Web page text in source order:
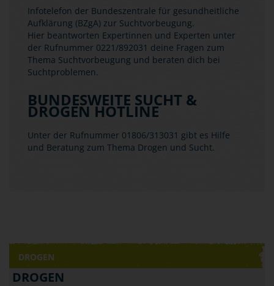
Infotelefon der Bundeszentrale für gesundheitliche
Aufklärung (BZgA) zur Suchtvorbeugung.
Hier beantworten Expertinnen und Experten unter
der Rufnummer 0221/892031 deine Fragen zum
Thema Suchtvorbeugung und beraten dich bei
Suchtproblemen.
BUNDESWEITE SUCHT &
DROGEN HOTLINE
Unter der Rufnummer 01806/313031 gibt es Hilfe
und Beratung zum Thema Drogen und Sucht.
DROGEN
DROGEN